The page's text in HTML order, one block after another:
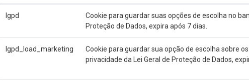
lgpd
Cookie para guardar suas opções de escolha no
Proteção de Dados, expira após 7 dias.
lgpd_load_marketing
Cookie para guardar sua opção de escolha sobre
privacidade da Lei Geral de Proteção de Dados,